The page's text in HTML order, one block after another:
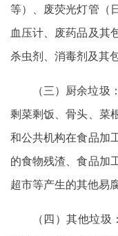
等）、废荧光灯管（
血压计、废药品及其
杀虫剂、消毒剂及其
（三）厨余垃圾
剩菜剩饭、骨头、菜
和公共机构在食品加
的食物残渣、食品加
超市等产生的其他易
（四）其他垃